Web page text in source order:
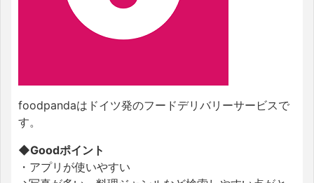
foodpandaはドイツ発のフードデリバリーサービスで
す。
◆Goodポイント
・アプリが使いやすい